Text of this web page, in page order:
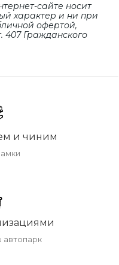
сайте носит
характер и ни при
офертой,
Гражданского
и чиним